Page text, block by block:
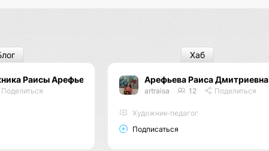
Раисы Арефьевой
Поделиться
Арефьева Раиса Дмитриевна
artraisa 12 Поделиться
Художник-педагог
Подписаться
Хаб